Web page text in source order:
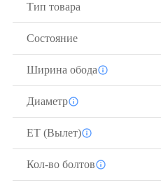
Тип товара
Состояние
Ширина обода
Диаметр
ЕТ (Вылет)
Кол-во болтов